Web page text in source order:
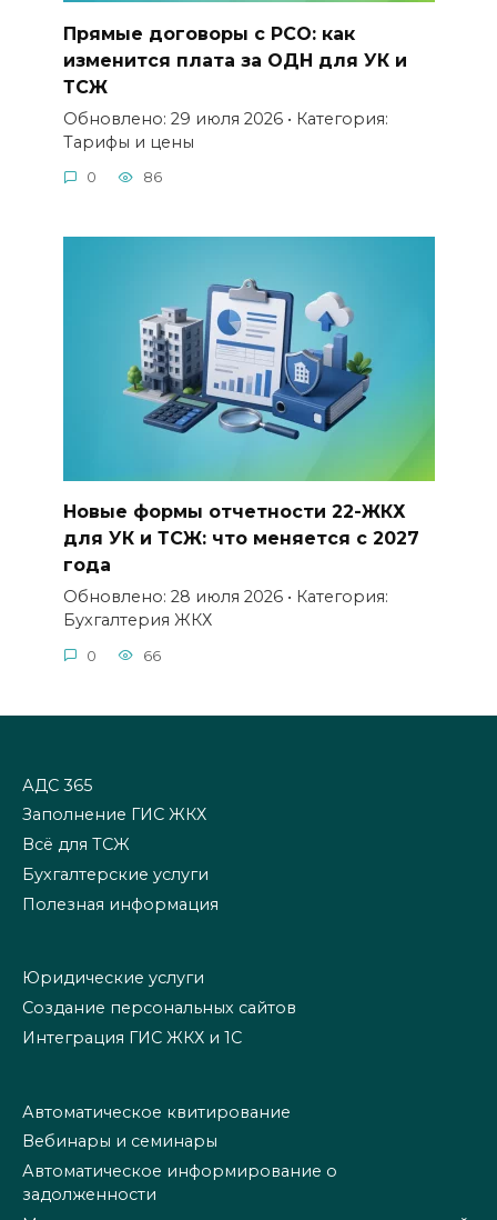
Прямые договоры с РСО: как
изменится плата за ОДН для УК и
ТСЖ
Обновлено: 29 июля 2026 • Категория:
Тарифы и цены
0 86
Новые формы отчетности 22-ЖКХ
для УК и ТСЖ: что меняется с 2027
года
Обновлено: 28 июля 2026 • Категория:
Бухгалтерия ЖКХ
0 66
АДС 365
Заполнение ГИС ЖКХ
Всё для ТСЖ
Бухгалтерские услуги
Полезная информация
Юридические услуги
Создание персональных сайтов
Интеграция ГИС ЖКХ и 1С
Автоматическое квитирование
Вебинары и семинары
Автоматическое информирование о
задолженности